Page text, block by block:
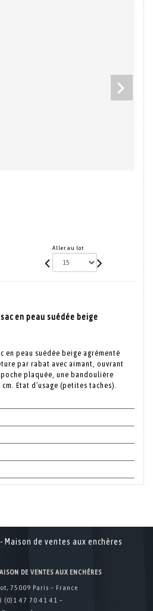
Aller au lot
sac en peau suédée beige
en peau suédée beige agrémenté
par rabat avec aimant, ouvrant
plaquée, une bandoulière
Etat d’usage (petites taches).
DE VENTES AUX ENCHÈRES
75009 Paris – France
(0)1 47 70 41 41 –